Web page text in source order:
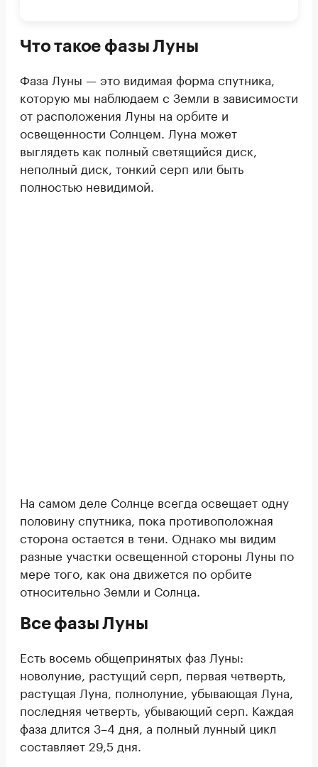
Что такое фазы Луны
Фаза Луны — это видимая форма спутника,
которую мы наблюдаем с Земли в зависимости
от расположения Луны на орбите и
освещенности Солнцем. Луна может
выглядеть как полный светящийся диск,
неполный диск, тонкий серп или быть
полностью невидимой.
На самом деле Солнце всегда освещает одну
половину спутника, пока противоположная
сторона остается в тени. Однако мы видим
разные участки освещенной стороны Луны по
мере того, как она движется по орбите
относительно Земли и Солнца.
Все фазы Луны
Есть восемь общепринятых фаз Луны:
новолуние, растущий серп, первая четверть,
растущая Луна, полнолуние, убывающая Луна,
последняя четверть, убывающий серп. Каждая
фаза длится 3–4 дня, а полный лунный цикл
составляет 29,5 дня.